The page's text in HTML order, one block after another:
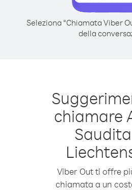
Seleziona “Chiamata Viber
della
chiamare
Viber Out ti offre
chiamata a un